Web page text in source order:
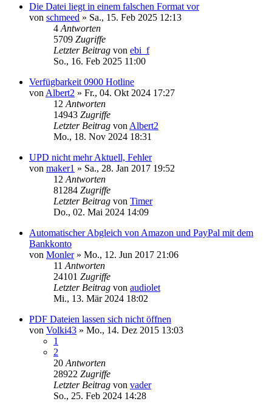
Die Datei liegt in einem falschen Format vor
von schmeed » Sa., 15. Feb 2025 12:13
4 Antworten
5709 Zugriffe
Letzter Beitrag von ebi_f
So., 16. Feb 2025 11:00
Verfügbarkeit 0900 Hotline
von Albert2 » Fr., 04. Okt 2024 17:27
12 Antworten
14943 Zugriffe
Letzter Beitrag von Albert2
Mo., 18. Nov 2024 18:31
UPD nicht mehr Aktuell, Fehler
von maker1 » Sa., 28. Jan 2017 19:52
12 Antworten
81284 Zugriffe
Letzter Beitrag von Timer
Do., 02. Mai 2024 14:09
Automatischer Abgleich von Amazon und PayPal mit dem
Bankkonto
von Monler» Mo., 12. Jun 2017 21:06
11 Antworten
24101 Zugriffe
Letzter Beitrag von audiolet
Mi., 13. Mär 2024 18:02
PDF Dateien lassen sich nicht öffnen
von Volki43 » Mo., 14. Dez 2015 13:03
1
2
20 Antworten
28922 Zugriffe
Letzter Beitrag von vader
So., 25. Feb 2024 14:28